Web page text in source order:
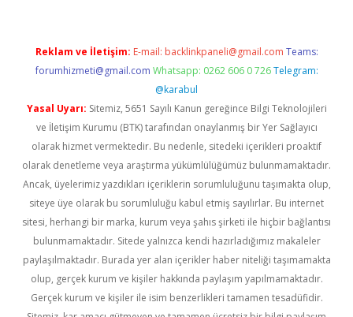
Reklam ve İletişim: E-mail: backlinkpaneli@gmail.com Teams:
forumhizmeti@gmail.com Whatsapp: 0262 606 0 726 Telegram:
@karabul
Yasal Uyarı: Sitemiz, 5651 Sayılı Kanun gereğince Bilgi Teknolojileri
ve İletişim Kurumu (BTK) tarafından onaylanmış bir Yer Sağlayıcı
olarak hizmet vermektedir. Bu nedenle, sitedeki içerikleri proaktif
olarak denetleme veya araştırma yükümlülüğümüz bulunmamaktadır.
Ancak, üyelerimiz yazdıkları içeriklerin sorumluluğunu taşımakta olup,
siteye üye olarak bu sorumluluğu kabul etmiş sayılırlar. Bu internet
sitesi, herhangi bir marka, kurum veya şahıs şirketi ile hiçbir bağlantısı
bulunmamaktadır. Sitede yalnızca kendi hazırladığımız makaleler
paylaşılmaktadır. Burada yer alan içerikler haber niteliği taşımamakta
olup, gerçek kurum ve kişiler hakkında paylaşım yapılmamaktadır.
Gerçek kurum ve kişiler ile isim benzerlikleri tamamen tesadüfidir.